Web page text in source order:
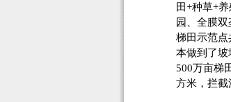
田+种草+
园、全膜
梯田示范点
本做到了
500万亩梯
方米，拦截